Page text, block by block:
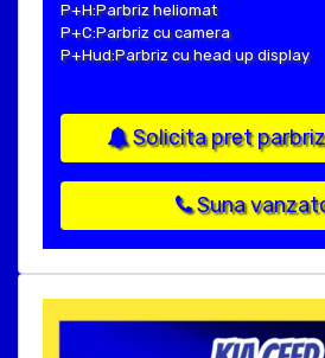
P+H:Parbriz heliomat
P+C:Parbriz cu camera
P+Hud:Parbriz cu head up display
Solicita pret parbriz
Suna